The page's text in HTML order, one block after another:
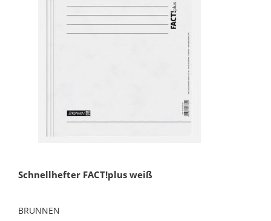
Schnellhefter FACT!plus weiß
BRUNNEN